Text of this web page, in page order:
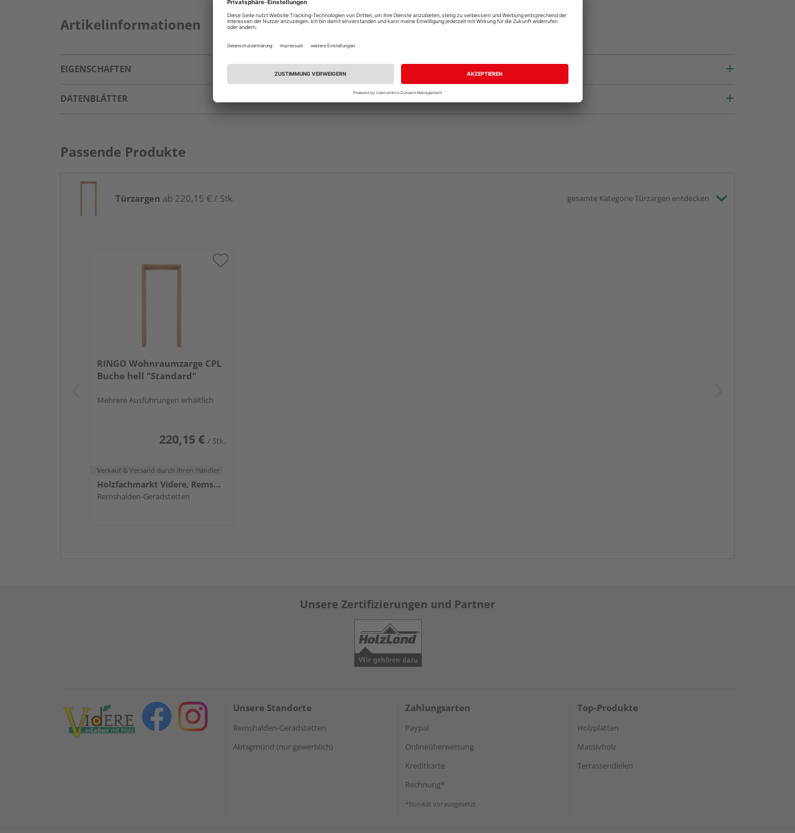
Artikelinformationen
EIGENSCHAFTEN
DATENBLÄTTER
Passende Produkte
Türzargen ab 220,15 € / Stk. gesamte Kategorie Türzargen entdecken
RINGO Wohnraumzarge CPL
Buche hell "Standard"
Mehrere Ausführungen erhältlich
220,15 € / Stk.
Verkauf & Versand durch Ihren Händler
Holzfachmarkt Videre, Remshalden
Remshalden-Geradstetten
Unsere Zertifizierungen und Partner
Unsere Standorte
Remshalden-Geradstetten
Abtsgmünd (nur gewerblich)
Zahlungsarten
Paypal
Onlineüberweisung
Kreditkarte
Rechnung*
*Bonität vorausgesetzt
Top-Produkte
Holzplatten
Massivholz
Terrassendielen